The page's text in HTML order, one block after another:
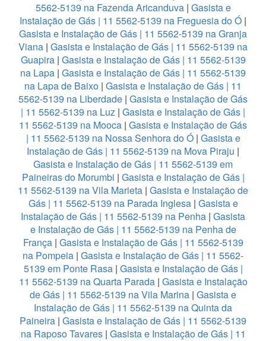
5562-5139 na Fazenda Aricanduva| Gasista e
Instalação de Gás | 11 5562-5139 na Freguesia do Ó |
Gasista e Instalação de Gás | 11 5562-5139 na Granja
Viana | Gasista e Instalação de Gás | 11 5562-5139 na
Guapira| Gasista e Instalação de Gás | 11 5562-5139
na Lapa | Gasista e Instalação de Gás | 11 5562-5139
na Lapa de Baixo | Gasista e Instalação de Gás | 11
5562-5139 na Liberdade | Gasista e Instalação de Gás
| 11 5562-5139 na Luz | Gasista e Instalação de Gás |
11 5562-5139 na Mooca | Gasista e Instalação de Gás
| 11 5562-5139 na Nossa Senhora do Ó| Gasista e
Instalação de Gás | 11 5562-5139 na Mova Piraju |
Gasista e Instalação de Gás | 11 5562-5139 em
Paineiras do Morumbi | Gasista e Instalação de Gás |
11 5562-5139 na Vila Marieta | Gasista e Instalação de
Gás | 11 5562-5139 na Parada Inglesa | Gasista e
Instalação de Gás | 11 5562-5139 na Penha | Gasista
e Instalação de Gás | 11 5562-5139 na Penha de
França | Gasista e Instalação de Gás | 11 5562-5139
na Pompeia | Gasista e Instalação de Gás | 11 5562-
5139 em Ponte Rasa| Gasista e Instalação de Gás |
11 5562-5139 na Quarta Parada| Gasista e Instalação
de Gás | 11 5562-5139 na Vila Marina | Gasista e
Instalação de Gás | 11 5562-5139 na Quinta da
Paineira | Gasista e Instalação de Gás | 11 5562-5139
na Raposo Tavares| Gasista e Instalação de Gás | 11